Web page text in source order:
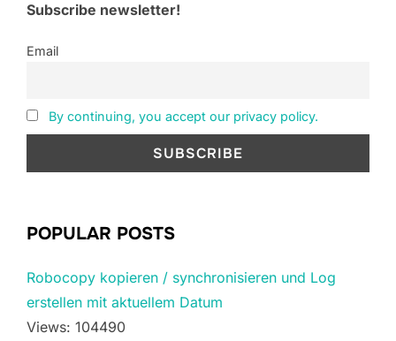
Subscribe newsletter!
Email
By continuing, you accept our privacy policy.
POPULAR POSTS
Robocopy kopieren / synchronisieren und Log
erstellen mit aktuellem Datum
Views: 104490